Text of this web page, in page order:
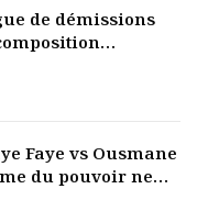
de démissions
Faye vs Ousmane
du pouvoir ne
les liens de la